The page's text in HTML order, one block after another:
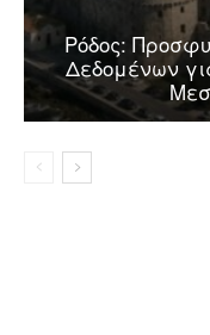
Ρόδος:
Δεδομένων